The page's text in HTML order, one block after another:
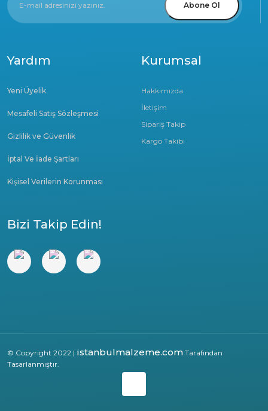
Abone Ol
Kurumsal
Hakkımızda
İletişim
Sipariş Takip
Kargo Takibi
Yardım
Yeni Üyelik
Mesafeli Satış Sözleşmesi
Gizlilik ve Güvenlik
İptal Ve İade Şartları
Kişisel Verilerin Korunması
Bizi Takip Edin!
© Copyright 2022 | istanbulmalzeme.com Tarafından
Tasarlanmıştır.